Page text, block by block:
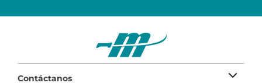
Contáctanos